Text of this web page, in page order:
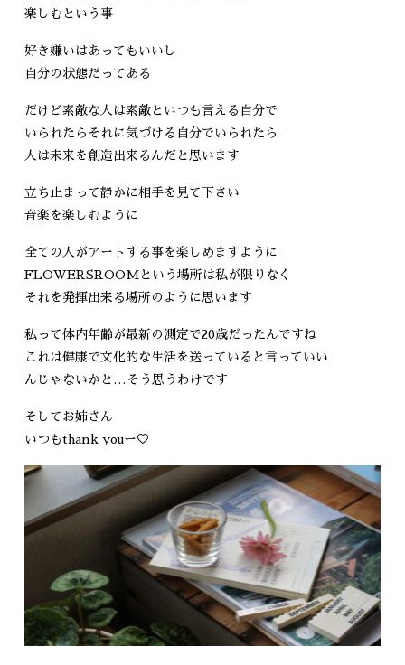
楽しむという事
好き嫌いはあってもいいし
自分の状態だってある
だけど素敵な人は素敵といつも言える自分で
いられたらそれに気づける自分でいられたら
人は未来を創造出来るんだと思います
立ち止まって静かに相手を見て下さい
音楽を楽しむように
全ての人がアートする事を楽しめますように
FLOWERSROOMという場所は私が限りなく
それを発揮出来る場所のように思います
私って体内年齢が最新の測定で20歳だったんですね
これは健康で文化的な生活を送っていると言っていい
んじゃないかと…そう思うわけです
そしてお姉さん
いつもthank youー♡